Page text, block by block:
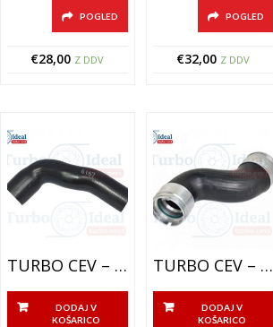
POGLED
€28,00 Z DDV
POGLED
€32,00 Z DDV
TURBO CEV – INTERCOOLER CEV – 300-6167-18
DODAJ V
KOŠARICO
TURBO CEV – INTERCOOLER CEV – 300-33336-18
DODAJ V
KOŠARICO